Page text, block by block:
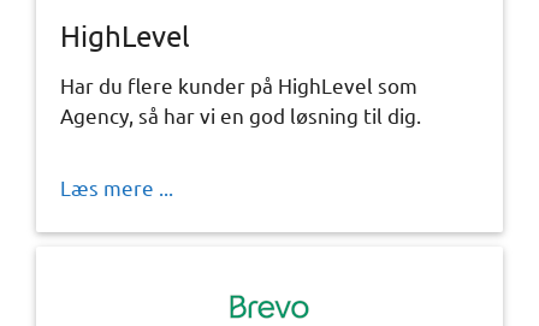
HighLevel
Har du flere kunder på HighLevel som
Agency, så har vi en god løsning til dig.
Læs mere ...